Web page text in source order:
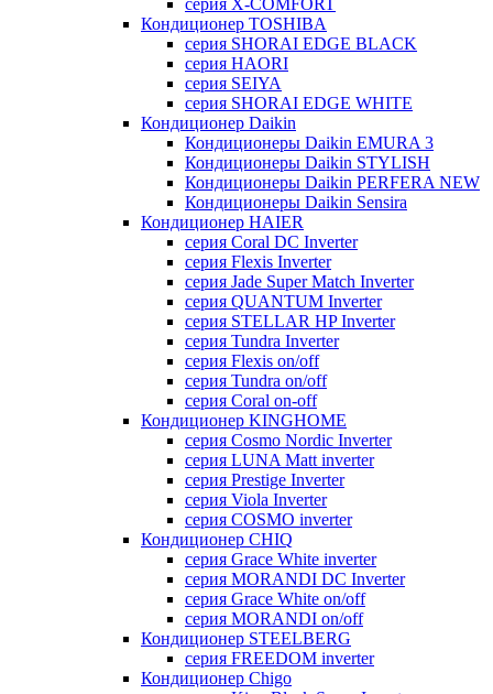
серия X-COMFORT
Кондиционер TOSHIBA
серия SHORAI EDGE BLACK
серия HAORI
серия SEIYA
серия SHORAI EDGE WHITE
Кондиционер Daikin
Кондиционеры Daikin EMURA 3
Кондиционеры Daikin STYLISH
Кондиционеры Daikin PERFERA NEW
Кондиционеры Daikin Sensira
Кондиционер HAIER
серия Coral DC Inverter
серия Flexis Inverter
серия Jade Super Match Inverter
серия QUANTUM Inverter
серия STELLAR HP Inverter
серия Tundra Inverter
серия Flexis on/off
серия Tundra on/off
серия Coral on-off
Кондиционер KINGHOME
серия Cosmo Nordic Inverter
серия LUNA Matt inverter
серия Prestige Inverter
серия Viola Inverter
серия COSMO inverter
Кондиционер CHIQ
серия Grace White inverter
серия MORANDI DC Inverter
серия Grace White on/off
серия MORANDI on/off
Кондиционер STEELBERG
серия FREEDOM inverter
Кондиционер Chigo